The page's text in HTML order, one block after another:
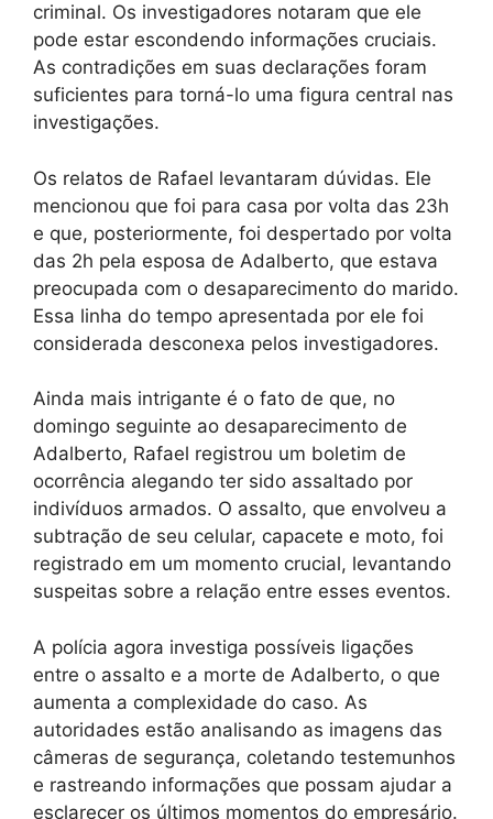
criminal. Os investigadores notaram que ele
pode estar escondendo informações cruciais.
As contradições em suas declarações foram
suficientes para torná-lo uma figura central nas
investigações.
Os relatos de Rafael levantaram dúvidas. Ele
mencionou que foi para casa por volta das 23h
e que, posteriormente, foi despertado por volta
das 2h pela esposa de Adalberto, que estava
preocupada com o desaparecimento do marido.
Essa linha do tempo apresentada por ele foi
considerada desconexa pelos investigadores.
Ainda mais intrigante é o fato de que, no
domingo seguinte ao desaparecimento de
Adalberto, Rafael registrou um boletim de
ocorrência alegando ter sido assaltado por
indivíduos armados. O assalto, que envolveu a
subtração de seu celular, capacete e moto, foi
registrado em um momento crucial, levantando
suspeitas sobre a relação entre esses eventos.
A polícia agora investiga possíveis ligações
entre o assalto e a morte de Adalberto, o que
aumenta a complexidade do caso. As
autoridades estão analisando as imagens das
câmeras de segurança, coletando testemunhos
e rastreando informações que possam ajudar a
esclarecer os últimos momentos do empresário.